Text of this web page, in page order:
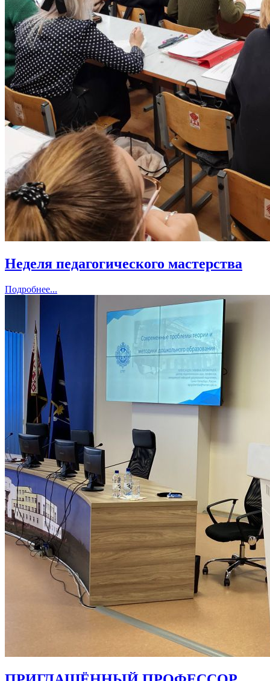
Неделя педагогического мастерства
Подробнее...